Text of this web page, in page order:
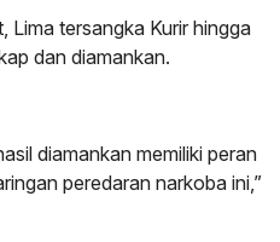
Lima tersangka Kurir hingga
dan diamankan.
diamankan memiliki peran
peredaran narkoba ini,”